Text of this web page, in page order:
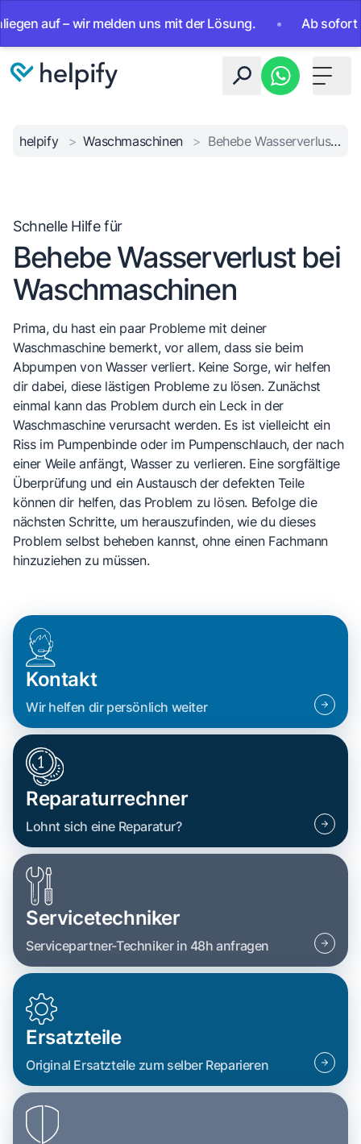
– wir melden uns mit der Lösung. • Ab sofort 24/7
Toggle
helpify > Waschmaschinen > Behebe Wasserverlust bei Waschmaschinen
Schnelle Hilfe für
Behebe Wasserverlust bei
Waschmaschinen
Prima, du hast ein paar Probleme mit deiner
Waschmaschine bemerkt, vor allem, dass sie beim
Abpumpen von Wasser verliert. Keine Sorge, wir helfen
dir dabei, diese lästigen Probleme zu lösen. Zunächst
einmal kann das Problem durch ein Leck in der
Waschmaschine verursacht werden. Es ist vielleicht ein
Riss im Pumpenbinde oder im Pumpenschlauch, der nach
einer Weile anfängt, Wasser zu verlieren. Eine sorgfältige
Überprüfung und ein Austausch der defekten Teile
können dir helfen, das Problem zu lösen. Befolge die
nächsten Schritte, um herauszufinden, wie du dieses
Problem selbst beheben kannst, ohne einen Fachmann
hinzuziehen zu müssen.
Kontakt
Wir helfen dir persönlich weiter
Reparaturrechner
Lohnt sich eine Reparatur?
Servicetechniker
Servicepartner-Techniker in 48h anfragen
Ersatzteile
Original Ersatzteile zum selber Reparieren